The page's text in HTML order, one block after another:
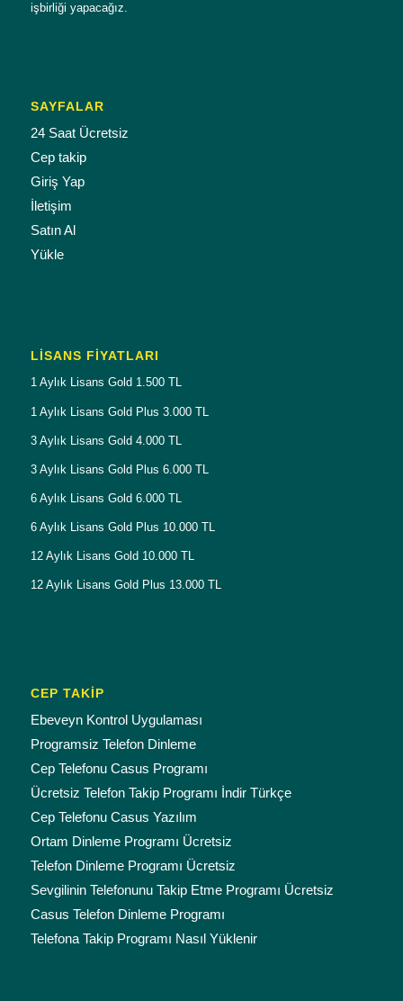
işbirliği yapacağız.
SAYFALAR
24 Saat Ücretsiz
Cep takip
Giriş Yap
İletişim
Satın Al
Yükle
LISANS FIYATLARI
1 Aylık Lisans Gold 1.500 TL
1 Aylık Lisans Gold Plus 3.000 TL
3 Aylık Lisans Gold 4.000 TL
3 Aylık Lisans Gold Plus 6.000 TL
6 Aylık Lisans Gold 6.000 TL
6 Aylık Lisans Gold Plus 10.000 TL
12 Aylık Lisans Gold 10.000 TL
12 Aylık Lisans Gold Plus 13.000 TL
CEP TAKİP
Ebeveyn Kontrol Uygulaması
Programsiz Telefon Dinleme
Cep Telefonu Casus Programı
Ücretsiz Telefon Takip Programı İndir Türkçe
Cep Telefonu Casus Yazılım
Ortam Dinleme Programı Ücretsiz
Telefon Dinleme Programı Ücretsiz
Sevgilinin Telefonunu Takip Etme Programı Ücretsiz
Casus Telefon Dinleme Programı
Telefona Takip Programı Nasıl Yüklenir